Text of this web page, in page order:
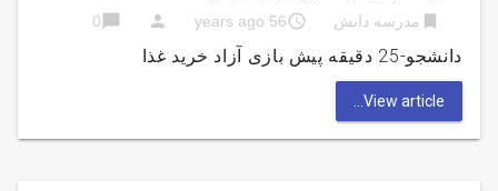
bookmark مدرسه دانش access_time
56 years ago
person
chat_bubble
0
دانشجو-25 دقیقه پیش بازی آزاد خرید غذا
View article...